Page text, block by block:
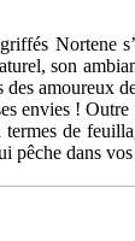
Nortene
son
amoureux
envies !
termes de
pêche dans